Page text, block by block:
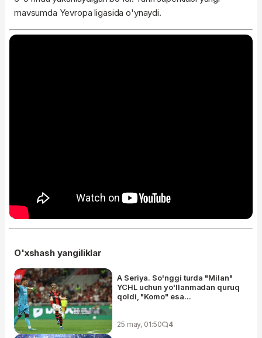
mavsumda Yevropa ligasida o'ynaydi.
O'xshash yangiliklar
A Seriya. So'nggi turda "Milan"
YCHL uchun yo'llanmadan quruq
qoldi, "Komo" esa...
25 may, 01:50 4